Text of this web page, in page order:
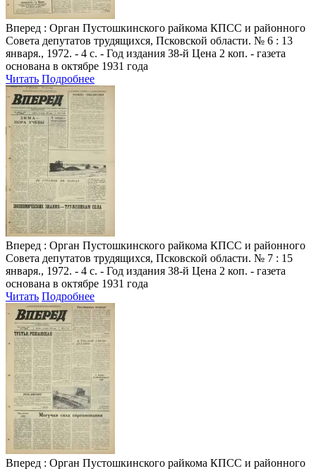
Вперед : Орган Пустошкинского райкома КПСС и районного
Совета депутатов трудящихся, Псковской области. № 6 : 13
января., 1972. - 4 с. - Год издания 38-й Цена 2 коп. - газета
основана в октябре 1931 года
Читать Подробнее
Вперед : Орган Пустошкинского райкома КПСС и районного
Совета депутатов трудящихся, Псковской области. № 7 : 15
января., 1972. - 4 с. - Год издания 38-й Цена 2 коп. - газета
основана в октябре 1931 года
Читать Подробнее
Вперед : Орган Пустошкинского райкома КПСС и районного